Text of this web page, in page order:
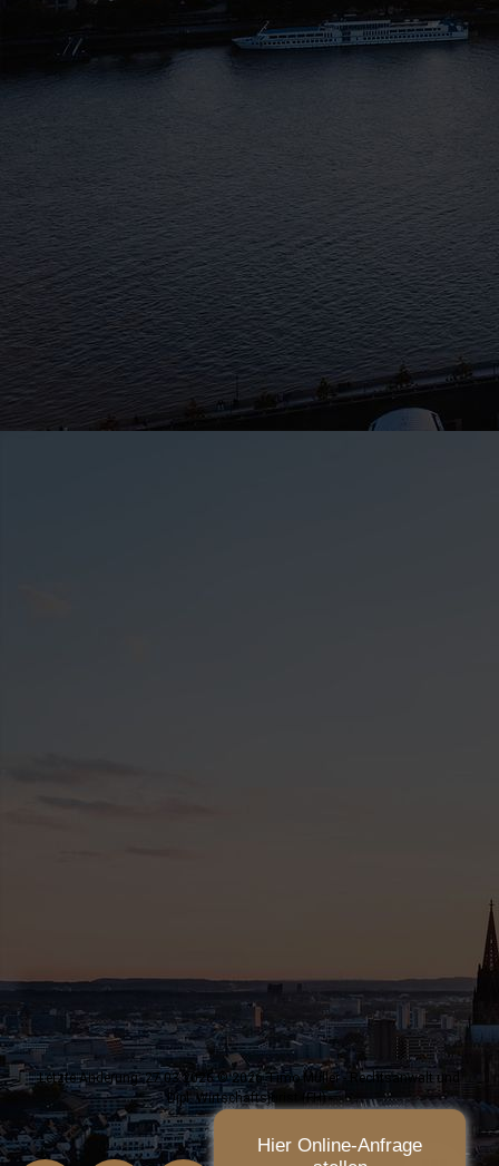
Letzte Änderung: 27.03.2026 © 2026 Timo Müller - Rechtsanwalt und
Dipl. Wirtschaftsjurist (FH) -
Hier Online-Anfrage